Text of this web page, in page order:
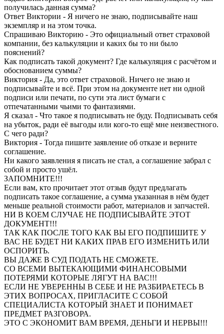
получилась данная сумма?
Ответ Виктории - Я ничего не знаю, подписывайте наш
экземпляр и на этом точка.
Спрашиваю Викторию - Это официальный ответ страховой
компании, без калькуляции и каких бы то ни было
пояснений?
Как подписать такой документ? Где калькуляция с расчётом и
обоснованием суммы?
Виктория - Да, это ответ страховой. Ничего не знаю и
подписывайте и всё. При этом на документе нет ни одной
подписи или печати, по сути эта лист бумаги с
отпечатанными чьими то фантазиями.
Я сказал - Что такое я подписывать не буду. Подписывать себя
на убыток, ради её выгоды или кого-то ещё мне неизвестного.
С чего ради?
Виктория - Тогда пишите заявление об отказе и верните
соглашение.
Ни какого заявления я писать не стал, а соглашение забрал с
собой и просто ушёл.
ЗАПОМНИТЕ!!!
Если вам, кто прочитает этот отзыв будут предлагать
подписать такое соглашение, а сумма указанная в нём будет
меньше реальной стоимости работ, материалов и запчастей.
НИ В КОЕМ СЛУЧАЕ НЕ ПОДПИСЫВАЙТЕ ЭТОТ
ДОКУМЕНТ!!!
ТАК КАК ПОСЛЕ ТОГО КАК ВЫ ЕГО ПОДПИШИТЕ У
ВАС НЕ БУДЕТ НИ КАКИХ ПРАВ ЕГО ИЗМЕНИТЬ ИЛИ
ОСПОРИТЬ.
ВЫ ДАЖЕ В СУД ПОДАТЬ НЕ СМОЖЕТЕ.
СО ВСЕМИ ВЫТЕКАЮЩИМИ ФИНАНСОВЫМИ
ПОТЕРЯМИ КОТОРЫЕ ЛЯГУТ НА ВАС!!!
ЕСЛИ НЕ УВЕРЕННЫ В СЕБЕ И НЕ РАЗБИРАЕТЕСЬ В
ЭТИХ ВОПРОСАХ, ПРИГЛАСИТЕ С СОБОЙ
СПЕЦИАЛИСТА КОТОРЫЙ ЗНАЕТ И ПОНИМАЕТ
ПРЕДМЕТ РАЗГОВОРА.
ЭТО С ЭКОНОМИТ ВАМ ВРЕМЯ, ДЕНЬГИ И НЕРВЫ!!!